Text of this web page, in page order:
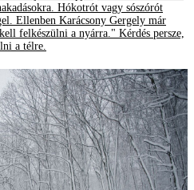
Hókotrót vagy sószórót
Ellenben Karácsony Gergely már
felkészülni a nyárra." Kérdés persze,
a télre.